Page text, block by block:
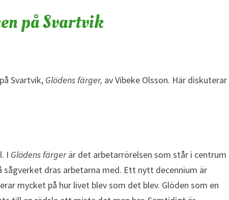
på Svartvik
Svartvik, Glödens färger, av Vibeke Olsson. Här diskuterar
I Glödens färgerär det arbetarrörelsen som står i centrum
dras arbetarna med. Ett nytt decennium är
mycket på hur livet blev som det blev. Glöden som en